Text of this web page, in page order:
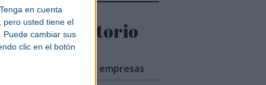
Tenga en cuenta
pero usted tiene el
Puede cambiar sus
clic en el botón
Directorio
Listado de empresas